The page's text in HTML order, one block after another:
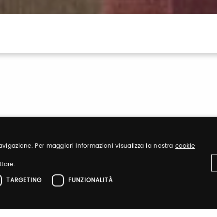
Per maggiori informazioni visualizza la nostracookie
TARGETING
FUNZIONALITÀ